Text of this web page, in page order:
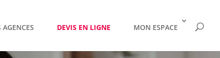
AGENCES DEVIS EN LIGNE MON ESPACE